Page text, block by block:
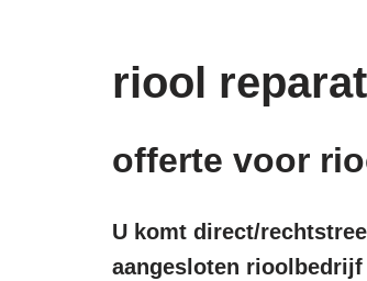
riool
offerte voor
U komt direct/
aangesloten